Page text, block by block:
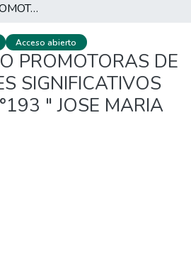
LAS TIC COMO PROMOTORAS DE APRENDIZAJES SIGNIFICATIVOS EN EL IPEM N°193 " JOSE MARIA PAZ"
Acceso abierto
PROMOTORAS DE
SIGNIFICATIVOS
" JOSE MARIA